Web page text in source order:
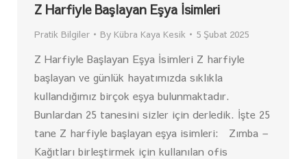
Z Harfiyle Başlayan Eşya İsimleri
Pratik Bilgiler By Kübra Kaya Kesik 5 Şubat 2025
Z Harfiyle Başlayan Eşya İsimleri Z harfiyle
başlayan ve günlük hayatımızda sıklıkla
kullandığımız birçok eşya bulunmaktadır.
Bunlardan 25 tanesini sizler için derledik. İşte 25
tane Z harfiyle başlayan eşya isimleri: Zımba –
Kağıtları birleştirmek için kullanılan ofis